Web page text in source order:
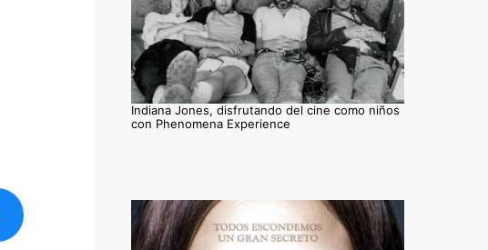
Indiana Jones, disfrutando del cine como niños
con Phenomena Experience